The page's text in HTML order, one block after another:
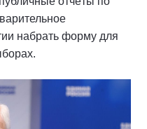
набрать форму для